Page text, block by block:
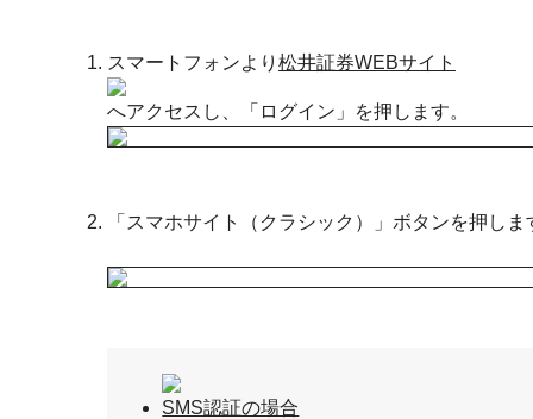
スマートフォンより 松井証券WEBサイト
へアクセスし、「ログイン」を押します。
「スマホサイト（クラシック）」ボタンを押しま
SMS認証の場合